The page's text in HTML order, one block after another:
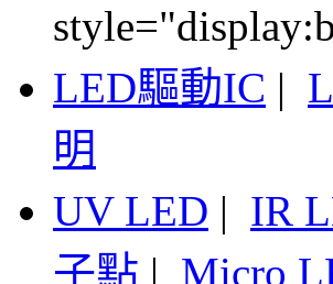
LED驅動IC |
明
UV LED | IR
子點 | Micro